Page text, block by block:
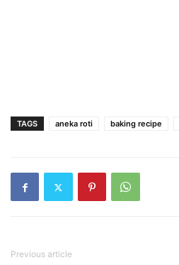
TAGS aneka roti baking recipe
Previous article